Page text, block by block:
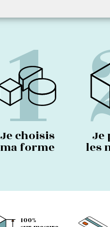
1
Je choisis
ma forme
Je
les
100%